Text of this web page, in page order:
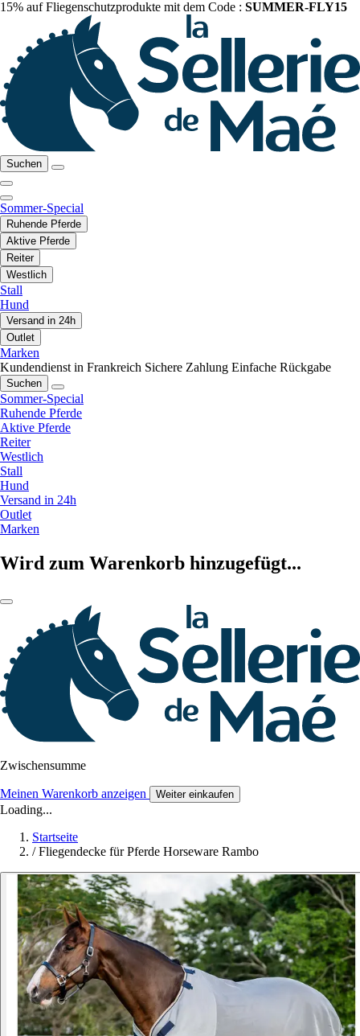
15% auf Fliegenschutzprodukte mit dem Code : SUMMER-FLY15
Suchen
Sommer-Special
Ruhende Pferde
Aktive Pferde
Reiter
Westlich
Stall
Hund
Versand in 24h
Outlet
Marken
Kundendienst in Frankreich Sichere Zahlung Einfache Rückgabe
Suchen
Sommer-Special
Ruhende Pferde
Aktive Pferde
Reiter
Westlich
Stall
Hund
Versand in 24h
Outlet
Marken
Wird zum Warenkorb hinzugefügt...
Zwischensumme
Meinen Warenkorb anzeigen Weiter einkaufen
Loading...
Startseite
/ Fliegendecke für Pferde Horseware Rambo